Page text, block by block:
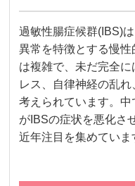
過敏性腸症候群(IBS)
異常を特徴とする慢
は複雑で、未だ完全
レス、自律神経の乱
考えられています。
がIBSの症状を悪化さ
近年注目を集めていま